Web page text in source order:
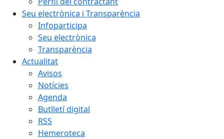
Seu electrònica i Transparència
Infoparticipa
Seu electrònica
Transparència
Actualitat
Avisos
Notícies
Agenda
Butlletí digital
RSS
Hemeroteca